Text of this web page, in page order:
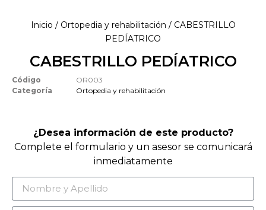
Inicio / Ortopedia y rehabilitación / CABESTRILLO
PEDÍATRICO
CABESTRILLO PEDÍATRICO
Código
OR003
Categoría
Ortopedia y rehabilitación
¿Desea información de este producto?
Complete el formulario y un asesor se comunicará
inmediatamente